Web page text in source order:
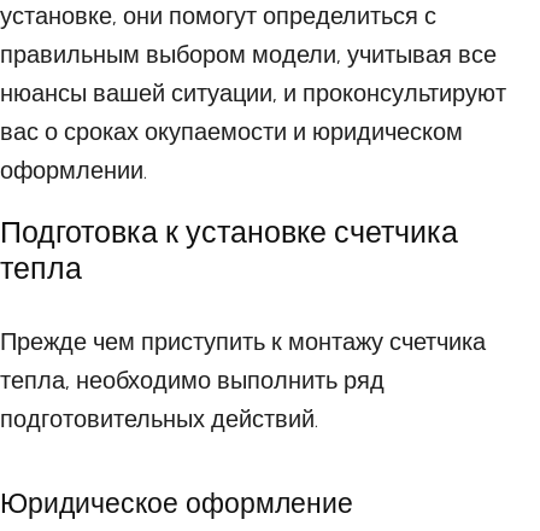
установке, они помогут определиться с
правильным выбором модели, учитывая все
нюансы вашей ситуации, и проконсультируют
вас о сроках окупаемости и юридическом
оформлении.
Подготовка к установке счетчика
тепла
Прежде чем приступить к монтажу счетчика
тепла, необходимо выполнить ряд
подготовительных действий.
Юридическое оформление